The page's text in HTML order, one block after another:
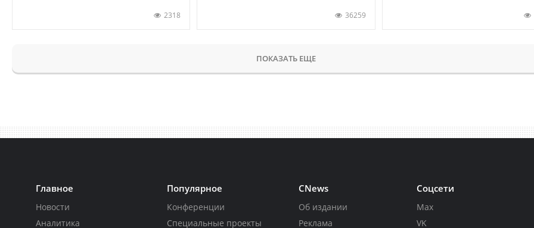
2318 36259
ПОКАЗАТЬ ЕЩЕ
Главное
Новости
Аналитика
Популярное
Конференции
Специальные проекты
CNews
Об издании
Реклама
Соцсети
Max
VK